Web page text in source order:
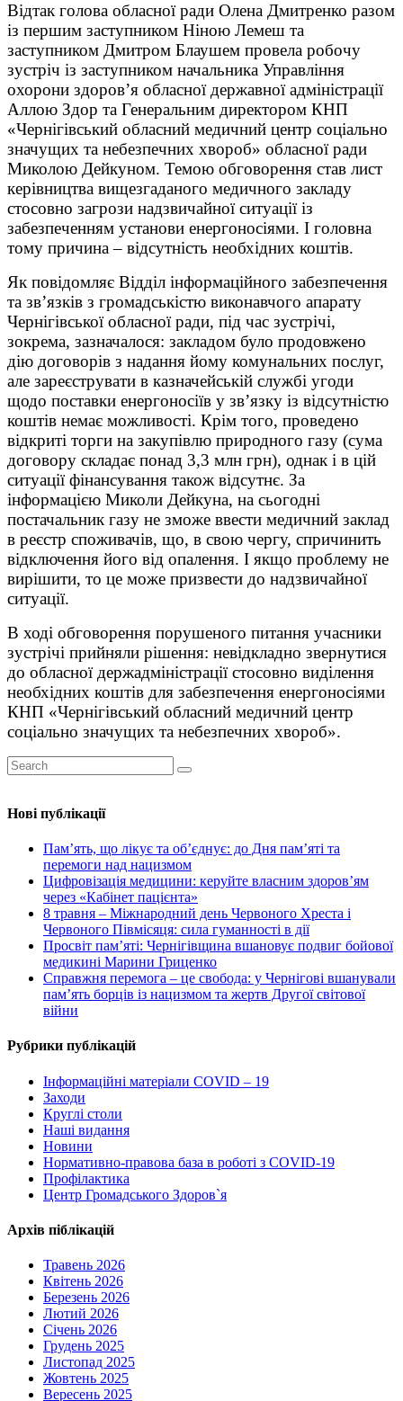
Відтак голова обласної ради Олена Дмитренко разом
із першим заступником Ніною Лемеш та
заступником Дмитром Блаушем провела робочу
зустріч із заступником начальника Управління
охорони здоров’я обласної державної адміністрації
Аллою Здор та Генеральним директором КНП
«Чернігівський обласний медичний центр соціально
значущих та небезпечних хвороб» обласної ради
Миколою Дейкуном. Темою обговорення став лист
керівництва вищезгаданого медичного закладу
стосовно загрози надзвичайної ситуації із
забезпеченням установи енергоносіями. І головна
тому причина – відсутність необхідних коштів.
Як повідомляє Відділ інформаційного забезпечення
та зв’язків з громадськістю виконавчого апарату
Чернігівської обласної ради, під час зустрічі,
зокрема, зазначалося: закладом було продовжено
дію договорів з надання йому комунальних послуг,
але зареєструвати в казначейській службі угоди
щодо поставки енергоносіїв у зв’язку із відсутністю
коштів немає можливості. Крім того, проведено
відкриті торги на закупівлю природного газу (сума
договору складає понад 3,3 млн грн), однак і в цій
ситуації фінансування також відсутнє. За
інформацією Миколи Дейкуна, на сьогодні
постачальник газу не зможе ввести медичний заклад
в реєстр споживачів, що, в свою чергу, спричинить
відключення його від опалення. І якщо проблему не
вирішити, то це може призвести до надзвичайної
ситуації.
В ході обговорення порушеного питання учасники
зустрічі прийняли рішення: невідкладно звернутися
до обласної держадміністрації стосовно виділення
необхідних коштів для забезпечення енергоносіями
КНП «Чернігівський обласний медичний центр
соціально значущих та небезпечних хвороб».
Нові публікації
Пам’ять, що лікує та об’єднує: до Дня пам’яті та
перемоги над нацизмом
Цифровізація медицини: керуйте власним здоров’ям
через «Кабінет пацієнта»
8 травня – Міжнародний день Червоного Хреста і
Червоного Півмісяця: сила гуманності в дії
Просвіт пам’яті: Чернігівщина вшановує подвиг бойової
медикині Марини Гриценко
Справжня перемога – це свобода: у Чернігові вшанували
пам’ять борців із нацизмом та жертв Другої світової
війни
Рубрики публікацій
Інформаційні матеріали COVID – 19
Заходи
Круглі столи
Наші видання
Новини
Нормативно-правова база в роботі з COVID-19
Профілактика
Центр Громадського Здоров`я
Архів піблікацій
Травень 2026
Квітень 2026
Березень 2026
Лютий 2026
Січень 2026
Грудень 2025
Листопад 2025
Жовтень 2025
Вересень 2025